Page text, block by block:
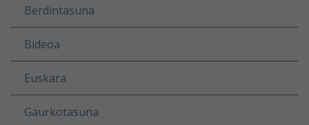
Berdintasuna
Bideoa
Euskara
Gaurkotasuna